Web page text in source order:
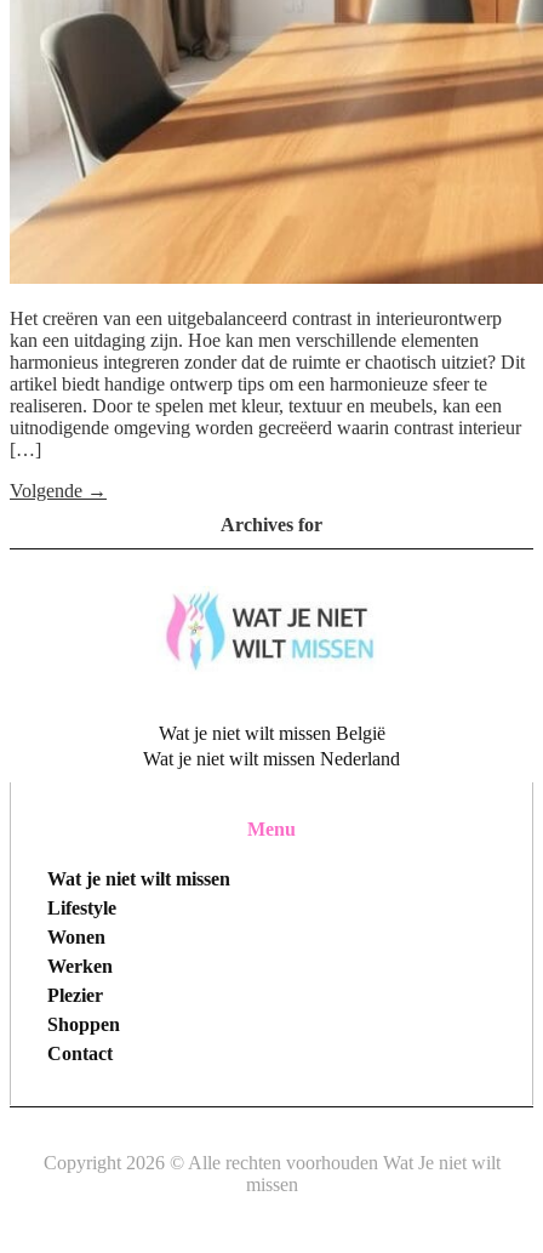
Het creëren van een uitgebalanceerd contrast in interieurontwerp
kan een uitdaging zijn. Hoe kan men verschillende elementen
harmonieus integreren zonder dat de ruimte er chaotisch uitziet? Dit
artikel biedt handige ontwerp tips om een harmonieuze sfeer te
realiseren. Door te spelen met kleur, textuur en meubels, kan een
uitnodigende omgeving worden gecreëerd waarin contrast interieur
[…]
Volgende →
Archives for
Wat je niet wilt missen België
Wat je niet wilt missen Nederland
Menu
Wat je niet wilt missen
Lifestyle
Wonen
Werken
Plezier
Shoppen
Contact
Copyright 2026 © Alle rechten voorhouden Wat Je niet wilt
missen